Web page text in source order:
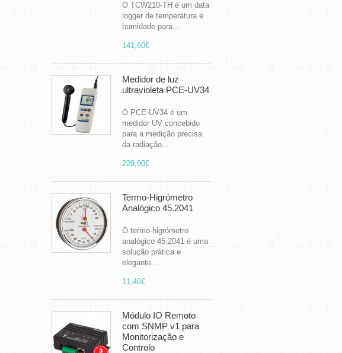
O TCW210-TH é um data
logger de temperatura e
humidade para...
141,60€
Medidor de luz
ultravioleta PCE-UV34
O PCE-UV34 é um
medidor UV concebido
para a medição precisa
da radiação...
229,90€
Termo-Higrómetro
Analógico 45.2041
O termo-higrómetro
analógico 45.2041 é uma
solução prática e
elegante...
11,40€
Módulo IO Remoto
com SNMP v1 para
Monitorização e
Controlo